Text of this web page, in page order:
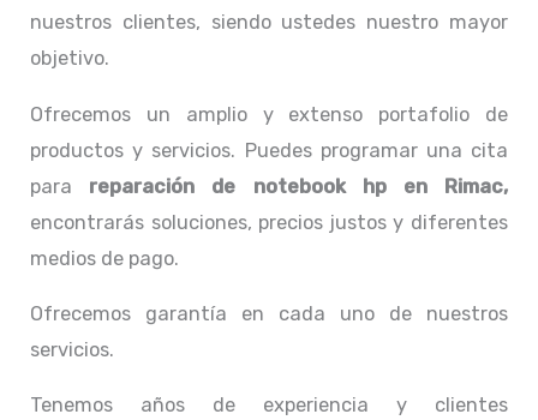
nuestros clientes, siendo ustedes nuestro mayor
objetivo.
Ofrecemos un amplio y extenso portafolio de
productos y servicios. Puedes programar una cita
para reparación de notebook hpen Rimac,
encontrarás soluciones, precios justos y diferentes
medios de pago.
Ofrecemos garantía en cada uno de nuestros
servicios.
Tenemos años de experiencia y clientes